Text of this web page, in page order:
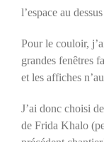
l’espace au
Pour le couloir,
grandes fenêtres
et les affiches
J’ai donc choisi
de Frida Khalo